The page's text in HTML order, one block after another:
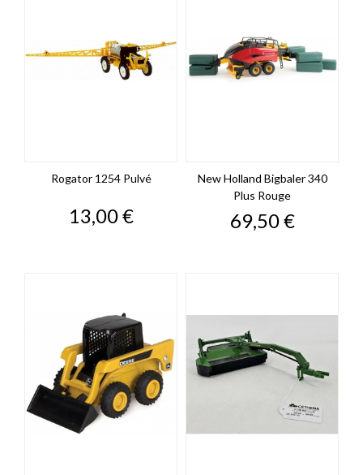
Rogator 1254 Pulvé
Prix
13,00 €
New Holland Bigbaler 340
Plus Rouge
Prix
69,50 €